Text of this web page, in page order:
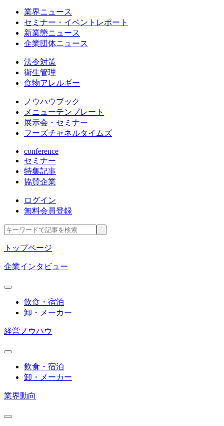
業界ニュース
セミナー・イベントレポート
新業態ニュース
企業団体ニュース
法令対策
衛生管理
食物アレルギー
ノウハウブック
メニューテンプレート
展示会・セミナー
フーズチャネルタイムズ
conference
セミナー
特集記事
協賛企業
ログイン
無料会員登録
トップページ
企業インタビュー
飲食・宿泊
卸・メーカー
経営ノウハウ
飲食・宿泊
卸・メーカー
業界動向